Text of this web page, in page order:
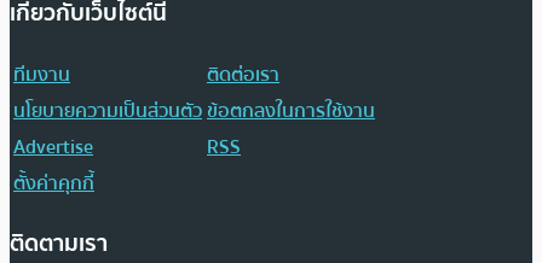
เกี่ยวกับเว็บไซต์นี้
ทีมงาน
ติดต่อเรา
นโยบายความเป็นส่วนตัวข้อตกลงในการใช้งาน
Advertise
RSS
ตั้งค่าคุกกี้
ติดตามเรา